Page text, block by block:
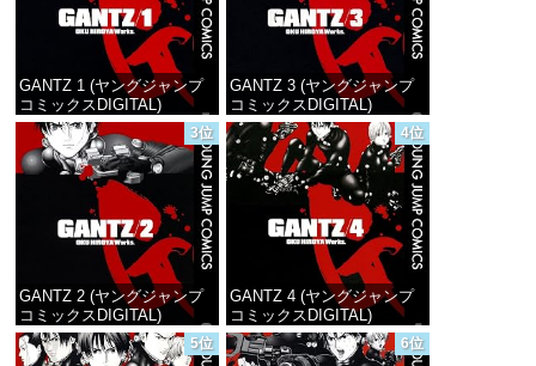
GANTZ 1 (ヤングジャンプ
コミックスDIGITAL)
価格：¥100
GANTZ 3 (ヤングジャンプ
コミックスDIGITAL)
価格：¥100
3位
GANTZ 2 (ヤングジャンプ
コミックスDIGITAL)
価格：¥100
4位
GANTZ 4 (ヤングジャンプ
コミックスDIGITAL)
価格：¥100
5位 6位